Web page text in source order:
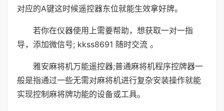
对应的A键这时候遥控器东位就能生效拿好牌。
若你在仪器使用上需要帮助，想获取一对一指
导，添加微信号; kkss8691 随时交流 。
雅安麻将机万能遥控器;普通麻将机程序控牌器一
般是指通过一些无需对麻将机进行复杂安装操作就能
实现控制麻将牌功能的设备或工具。